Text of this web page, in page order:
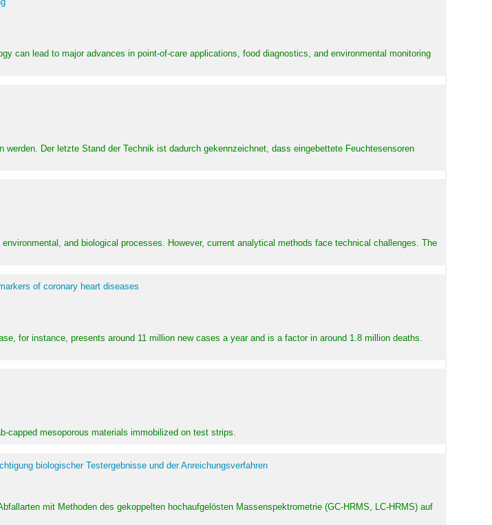
can lead to major advances in point-of-care applications, food diagnostics, and environmental monitoring
Der letzte Stand der Technik ist dadurch gekennzeichnet, dass eingebettete Feuchtesensoren
and biological processes. However, current analytical methods face technical challenges. The
of coronary heart diseases
for instance, presents around 11 million new cases a year and is a factor in around 1.8 million deaths.
capped mesoporous materials immobilized on test strips.
biologischer Testergebnisse und der Anreichungsverfahren
mit Methoden des gekoppelten hochaufgelösten Massenspektrometrie (GC-HRMS, LC-HRMS) auf